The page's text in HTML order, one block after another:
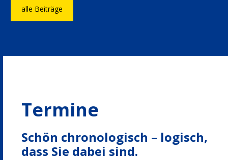
alle Beiträge
Termine
Schön chronologisch – logisch,
dass Sie dabei sind.